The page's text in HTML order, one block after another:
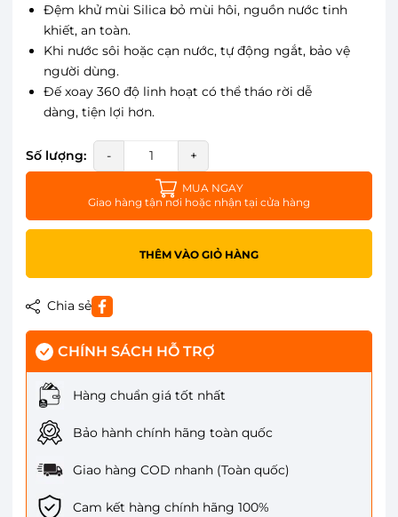
Đệm khử mùi Silica bỏ mùi hôi, nguồn nước tinh
khiết, an toàn.
Khi nước sôi hoặc cạn nước, tự động ngắt, bảo vệ
người dùng.
Đế xoay 360 độ linh hoạt có thể tháo rời dễ
dàng, tiện lợi hơn.
Số lượng: - +
MUA NGAY
Giao hàng tận nơi hoặc nhận tại cửa hàng
THÊM VÀO GIỎ HÀNG
Chia sẻ
CHÍNH SÁCH HỖ TRỢ
Hàng chuẩn giá tốt nhất
Bảo hành chính hãng toàn quốc
Giao hàng COD nhanh (Toàn quốc)
Cam kết hàng chính hãng 100%